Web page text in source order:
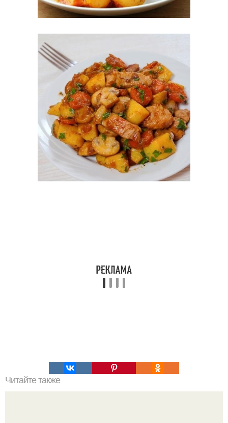
Читайте также